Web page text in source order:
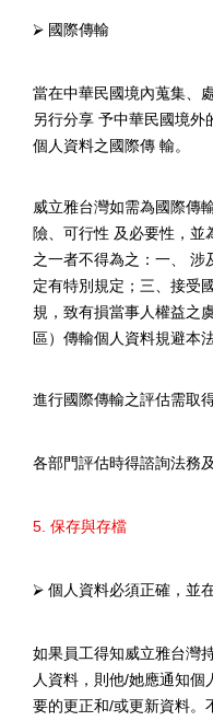
⮚ 國際傳輸
當在中華民國境內蒐集、
另行分享 予中華民國境外
個人資料之國際傳 輸。
威立雅台灣如需為國際傳
險、可行性 及必要性，並
之一者不得為之：一、 涉
定有特別規定；三、接受
規，致有損當事人權益之
區）傳輸個人資料規避本
進行國際傳輸之評估需取
各部門評估時得諮詢法務及
5. 保存與存檔
⮚ 個人資料必須正確，並
如果員工得知威立雅台灣
人資料，則他/她應通知個
要的更正和/或更新資料。